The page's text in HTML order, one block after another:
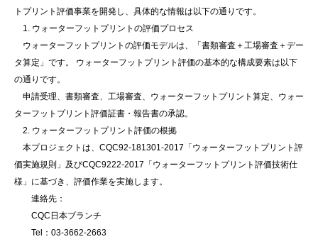
トプリント評価事業を開発し、具体的な情報は以下の通りです。
1. ウォーターフットプリントの評価プロセス
ウォーターフットプリントの評価モデルは、「書類審査＋工場審査＋デー
タ算定」です。 ウォーターフットプリント評価の基本的な構成要素は以下
の通りです。
申請受理、書類審査、工場審査、ウォーターフットプリント算定、ウォー
ターフットプリント評価証書・報告書の承認。
2. ウォーターフットプリント評価の根拠
本プロジェクトは、CQC92-181301-2017「ウォーターフットプリント評
価実施規則」及びCQC9222-2017「ウォーターフットプリント評価技術仕
様」に基づき、評価作業を実施します。
連絡先：
CQC日本ブランチ
Tel：03-3662-2663